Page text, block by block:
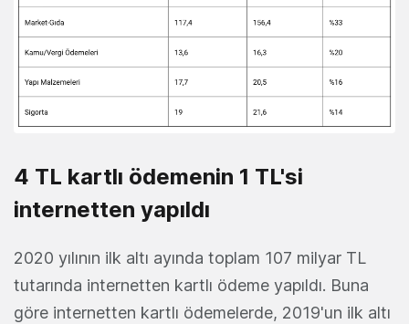
4 TL kartlı ödemenin 1 TL'si
internetten yapıldı
2020 yılının ilk altı ayında toplam 107 milyar TL
tutarında internetten kartlı ödeme yapıldı. Buna
göre internetten kartlı ödemelerde, 2019'un ilk altı